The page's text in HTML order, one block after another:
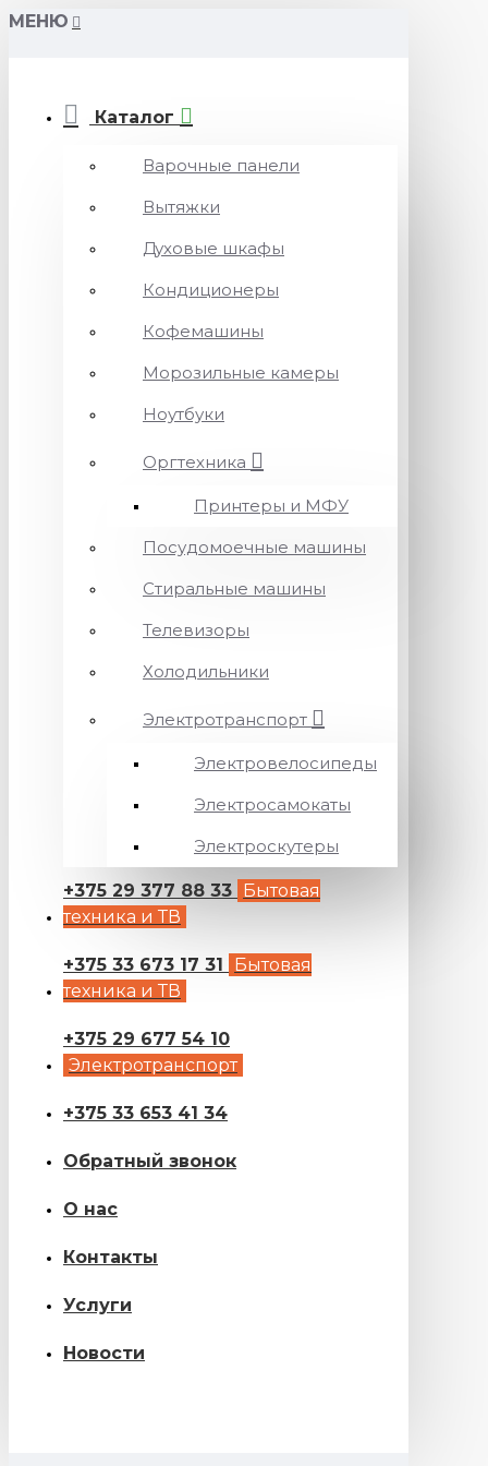
МЕНЮ
Каталог
Варочные панели
Вытяжки
Духовые шкафы
Кондиционеры
Кофемашины
Морозильные камеры
Ноутбуки
Оргтехника
Принтеры и МФУ
Посудомоечные машины
Стиральные машины
Телевизоры
Холодильники
Электротранспорт
Электровелосипеды
Электросамокаты
Электроскутеры
+375 29 377 88 33 Бытовая
техника и ТВ
+375 33 673 17 31
Бытовая
техника и ТВ
+375 29 677 54 10
Электротранспорт
+375 33 653 41 34
Обратный звонок
О нас
Контакты
Услуги
Новости